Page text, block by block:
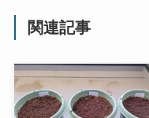
関連記事